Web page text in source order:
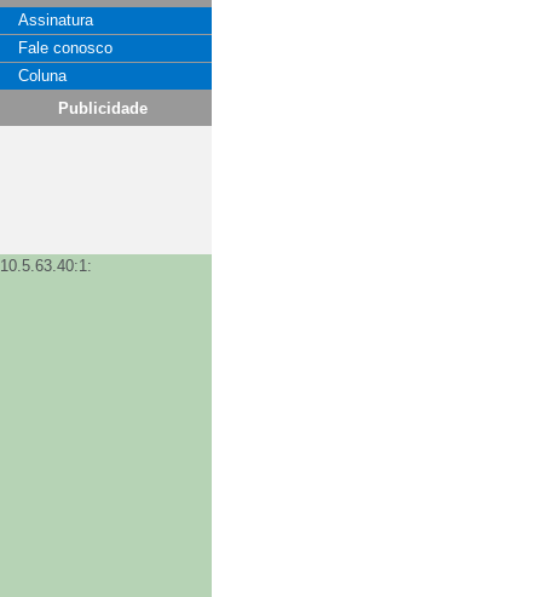
Assinatura
Fale conosco
Coluna
Publicidade
10.5.63.40:1: